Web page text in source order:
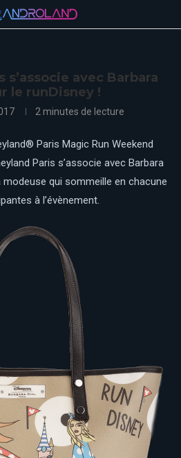
s’associe avec Barbara
le runDisney !
2 minutes de lecture
Paris Magic Run Weekend
Paris s’associe avec Barbara
qui sommeille en chacune
à l’évènement.